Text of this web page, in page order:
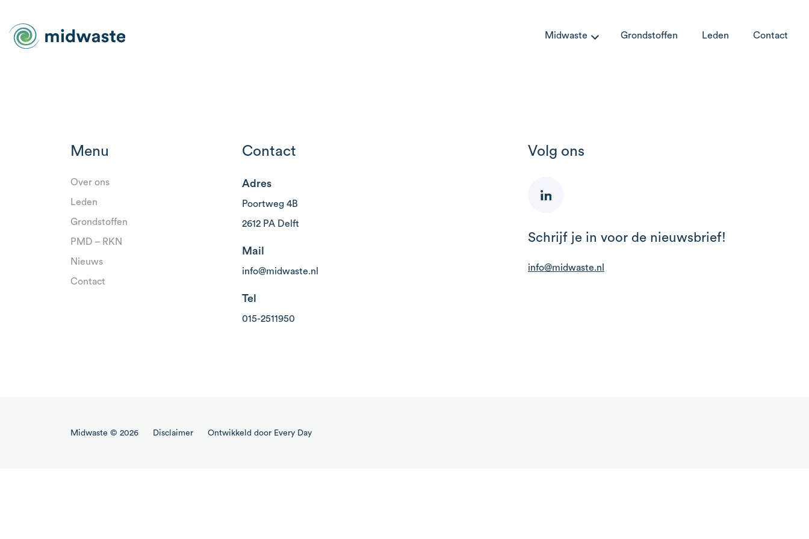
Midwaste Grondstoffen Leden Contact
Menu
Over ons
Leden
Grondstoffen
PMD – RKN
Nieuws
Contact
Contact
Adres
Poortweg 4B
2612 PA Delft
Mail
info@midwaste.nl
Tel
015-2511950
Volg ons
Schrijf je in voor de nieuwsbrief!
info@midwaste.nl
Midwaste © 2026 Disclaimer Ontwikkeld door Every Day